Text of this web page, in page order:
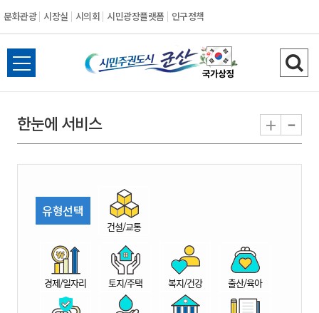
문화관광 시장실 시의회 시민광장플랫폼 인구정책
시
민
권
시
산
전
체
뉴
열
검
색
기
한눈에 서비스 + -
유형선택
건설/교통
경제/일자리 토지/주택 복지/건강 출산/육아